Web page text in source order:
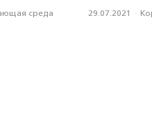
среда 29.07.2021 ·